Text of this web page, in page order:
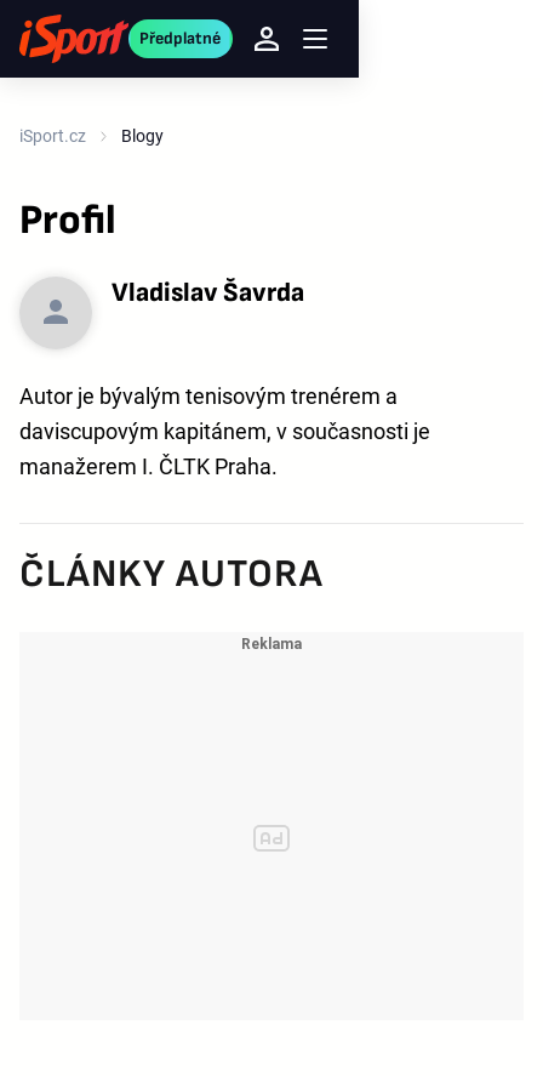
Předplatné
iSport.cz Blogy
Profil
Vladislav Šavrda
Autor je bývalým tenisovým trenérem a
daviscupovým kapitánem, v současnosti je
manažerem I. ČLTK Praha.
ČLÁNKY AUTORA